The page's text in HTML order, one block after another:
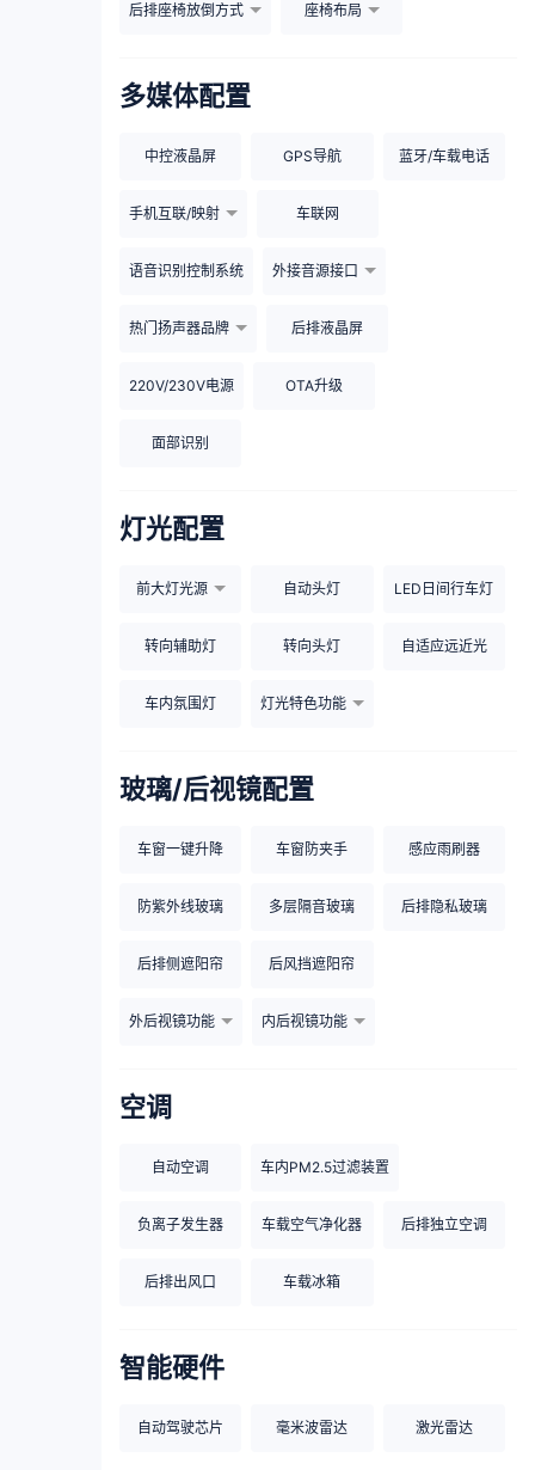
后排座椅放倒方式 座椅布局
多媒体配置
中控液晶屏 GPS导航 蓝牙/车载电话
手机互联/映射 车联网
语音识别控制系统 外接音源接口
热门扬声器品牌 后排液晶屏
220V/230V电源 OTA升级
面部识别
灯光配置
前大灯光源 自动头灯 LED日间行车灯
转向辅助灯 转向头灯 自适应远近光
车内氛围灯 灯光特色功能
玻璃/后视镜配置
车窗一键升降 车窗防夹手 感应雨刷器
防紫外线玻璃 多层隔音玻璃 后排隐私玻璃
后排侧遮阳帘 后风挡遮阳帘
外后视镜功能 内后视镜功能
空调
自动空调 车内PM2.5过滤装置
负离子发生器 车载空气净化器 后排独立空调
后排出风口 车载冰箱
智能硬件
自动驾驶芯片 毫米波雷达 激光雷达